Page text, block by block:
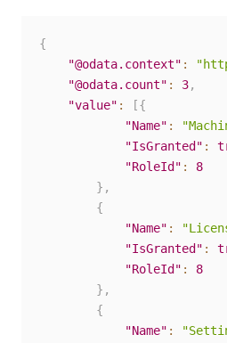
{
"@odata.context" :
"@odata.count" : 3,
"value" : [{
"Name" :
"IsGranted" :
"RoleId" :
8
} ,
{
"Name" :
"IsGranted" :
"RoleId" :
8
} ,
{
"Name" :